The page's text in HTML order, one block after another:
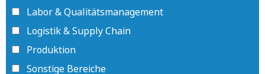
Labor & Qualitätsmanagement
Logistik & Supply Chain
Produktion
Sonstige Bereiche